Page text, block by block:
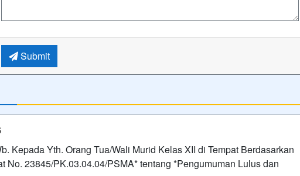
Submit
Kepada Yth. Orang Tua/Wali Murid Kelas XII di Tempat Berdasarkan
No. 23845/PK.03.04.04/PSMA* tentang *Pengumuman Lulus dan